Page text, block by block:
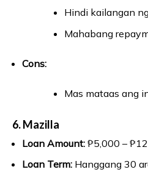
Hindi kailangan
Mahabang
Cons:
Mas mataas ang
6. Mazilla
Loan Amount:₱5,000 –
Loan Term:Hanggang 30